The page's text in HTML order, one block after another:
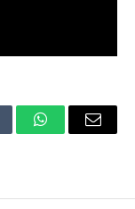
WhatsAppEmail